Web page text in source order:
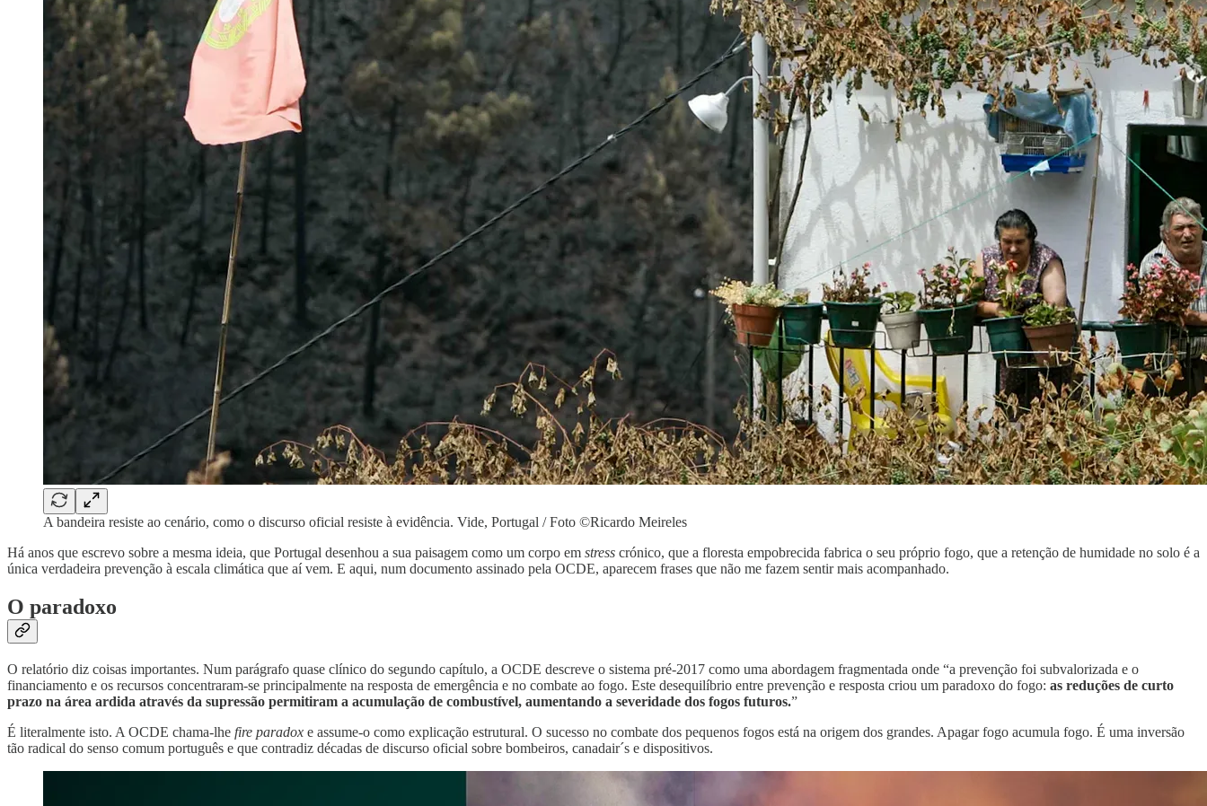
A bandeira resiste ao cenário, como o discurso oficial resiste à evidência. Vide, Portugal / Foto ©Ricardo Meireles
Há anos que escrevo sobre a mesma ideia, que Portugal desenhou a sua paisagem como um corpo em stress crónico, que a floresta empobrecida fabrica o seu próprio fogo, que a retenção de humidade no solo é a
única verdadeira prevenção à escala climática que aí vem. E aqui, num documento assinado pela OCDE, aparecem frases que não me fazem sentir mais acompanhado.
O paradoxo
O relatório diz coisas importantes. Num parágrafo quase clínico do segundo capítulo, a OCDE descreve o sistema pré-2017 como uma abordagem fragmentada onde “a prevenção foi subvalorizada e o
financiamento e os recursos concentraram-se principalmente na resposta de emergência e no combate ao fogo. Este desequilíbrio entre prevenção e resposta criou um paradoxo do fogo: as reduções de curto
prazo na área ardida através da supressão permitiram a acumulação de combustível, aumentando a severidade dos fogos futuros.”
É literalmente isto. A OCDE chama-lhe fire paradox e assume-o como explicação estrutural. O sucesso no combate dos pequenos fogos está na origem dos grandes. Apagar fogo acumula fogo. É uma inversão
tão radical do senso comum português e que contradiz décadas de discurso oficial sobre bombeiros, canadair´s e dispositivos.